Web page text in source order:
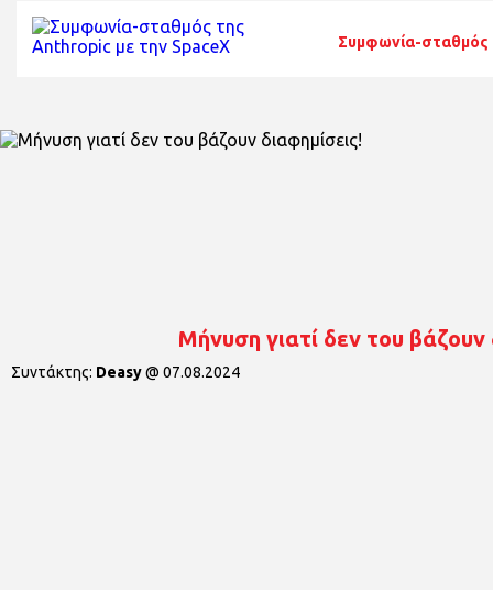
Συμφωνία-σταθμός
Μήνυση γιατί δεν του βάζουν
Συντάκτης: Deasy@ 07.08.2024